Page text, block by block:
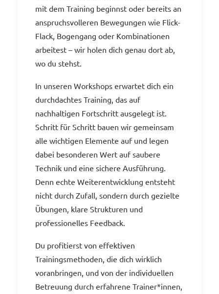
mit dem Training beginnst oder bereits an
anspruchsvolleren Bewegungen wie Flick-
Flack, Bogengang oder Kombinationen
arbeitest – wir holen dich genau dort ab,
wo du stehst.
In unseren Workshops erwartet dich ein
durchdachtes Training, das auf
nachhaltigen Fortschritt ausgelegt ist.
Schritt für Schritt bauen wir gemeinsam
alle wichtigen Elemente auf und legen
dabei besonderen Wert auf saubere
Technik und eine sichere Ausführung.
Denn echte Weiterentwicklung entsteht
nicht durch Zufall, sondern durch gezielte
Übungen, klare Strukturen und
professionelles Feedback.
Du profitierst von effektiven
Trainingsmethoden, die dich wirklich
voranbringen, und von der individuellen
Betreuung durch erfahrene Trainer*innen,